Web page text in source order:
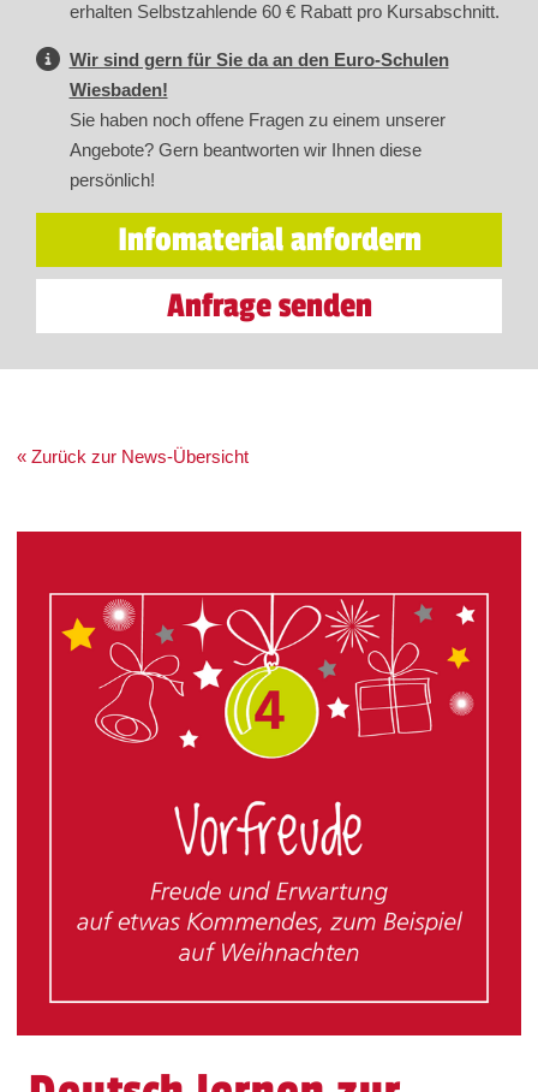
erhalten Selbstzahlende 60 € Rabatt pro Kursabschnitt.
Wir sind gern für Sie da an den Euro-Schulen
Wiesbaden!
Sie haben noch offene Fragen zu einem unserer
Angebote? Gern beantworten wir Ihnen diese
persönlich!
Infomaterial anfordern
Anfrage senden
« Zurück zur News-Übersicht